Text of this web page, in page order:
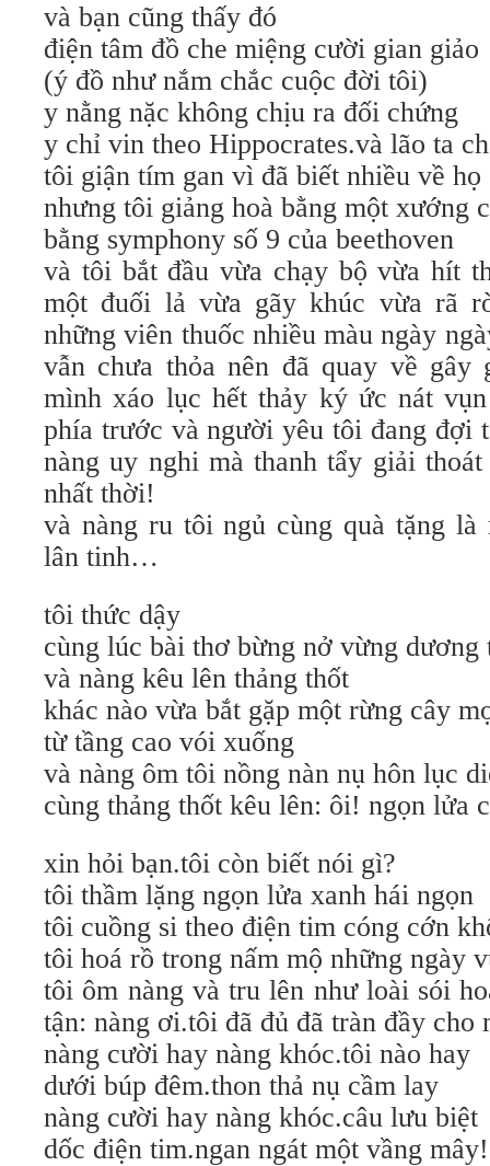
và bạn cũng thấy đó
điện tâm đồ che miệng cười gian giảo
(ý đồ như nắm chắc cuộc đời tôi)
y nằng nặc không chịu ra đối chứng
y chỉ vin theo Hippocrates.và lão ta
tôi giận tím gan vì đã biết nhiều về họ
nhưng tôi giảng hoà bằng một xướng
bằng symphony số 9 của beethoven
và tôi bắt đầu vừa chạy bộ vừa hít
một đuối lả vừa gãy khúc vừa rã
những viên thuốc nhiều màu ngày
vẫn chưa thỏa nên đã quay về gây
mình xáo lục hết thảy ký ức nát
phía trước và người yêu tôi đang đợi
nàng uy nghi mà thanh tẩy giải
nhất thời!
và nàng ru tôi ngủ cùng quà tặng là
lân tinh…
tôi thức dậy
cùng lúc bài thơ bừng nở vừng dương
và nàng kêu lên thảng thốt
khác nào vừa bắt gặp một rừng cây
từ tầng cao vói xuống
và nàng ôm tôi nồng nàn nụ hôn lục
cùng thảng thốt kêu lên: ôi! ngọn lửa
xin hỏi bạn.tôi còn biết nói gì?
tôi thầm lặng ngọn lửa xanh hái ngọn
tôi cuồng si theo điện tim cóng cớn
tôi hoá rồ trong nấm mộ những ngày
tôi ôm nàng và tru lên như loài sói
tận: nàng ơi.tôi đã đủ đã tràn đầy cho
nàng cười hay nàng khóc.tôi nào hay
dưới búp đêm.thon thả nụ cầm lay
nàng cười hay nàng khóc.câu lưu biệt
dốc điện tim.ngan ngát một vầng